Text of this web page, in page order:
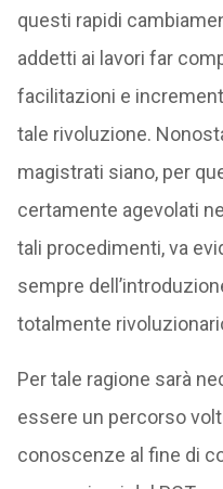
questi rapidi
addetti ai lavori far
facilitazioni e
tale rivoluzione.
magistrati siano, per
certamente agevolati
tali procedimenti, va
sempre
totalmente
Per tale ragione sarà
essere un percorso
conoscenze al fine di